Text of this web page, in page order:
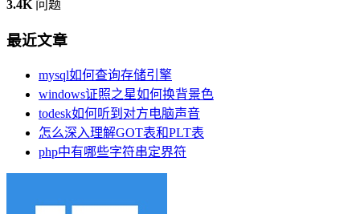
3.4K 问题
最近文章
mysql如何查询存储引擎
windows证照之星如何换背景色
todesk如何听到对方电脑声音
怎么深入理解GOT表和PLT表
php中有哪些字符串定界符